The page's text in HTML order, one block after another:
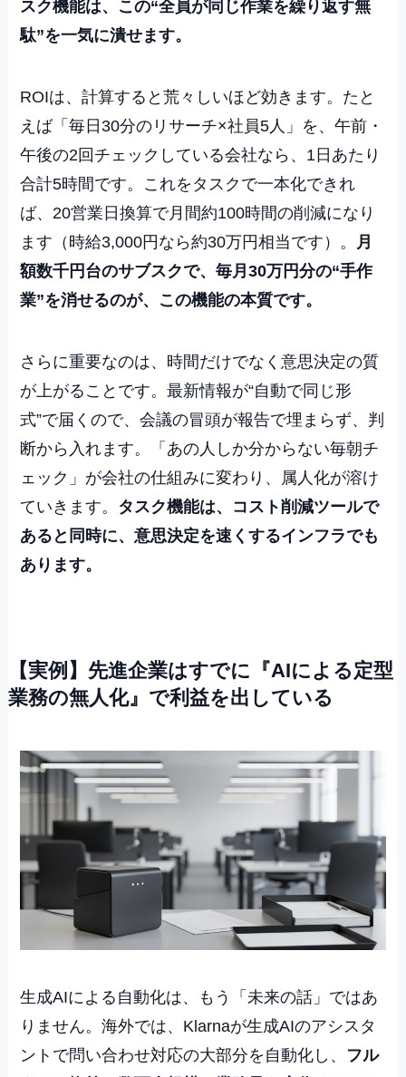
スク機能は、この“全員が同じ作業を繰り返す無
駄”を一気に潰せます。
ROIは、計算すると荒々しいほど効きます。たと
えば「毎日30分のリサーチ×社員5人」を、午前・
午後の2回チェックしている会社なら、1日あたり
合計5時間です。これをタスクで一本化できれ
ば、20営業日換算で月間約100時間の削減になり
ます（時給3,000円なら約30万円相当です）。
月
額数千円台のサブスクで、毎月30万円分の“手作
業”を消せるのが、この機能の本質です。
さらに重要なのは、時間だけでなく意思決定の質
が上がることです。最新情報が“自動で同じ形
式”で届くので、会議の冒頭が報告で埋まらず、判
断から入れます。「あの人しか分からない毎朝チ
ェック」が会社の仕組みに変わり、属人化が溶け
ていきます。 タスク機能は、コスト削減ツールで
あると同時に、意思決定を速くするインフラでも
あります。
【実例】先進企業はすでに『AIによる定型
業務の無人化』で利益を出している
生成AIによる自動化は、もう「未来の話」ではあ
りません。海外では、Klarnaが生成AIのアシスタ
ントで問い合わせ対応の大部分を自動化し、 フル